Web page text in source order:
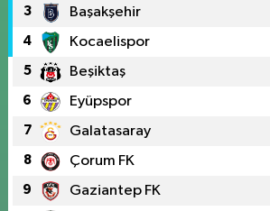
3 Başakşehir
4 Kocaelispor
5 Beşiktaş
6 Eyüpspor
7 Galatasaray
8 Çorum FK
9 Gaziantep FK